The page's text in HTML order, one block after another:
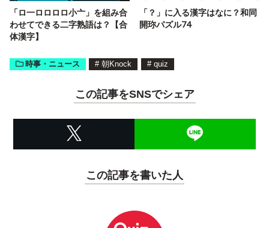
「ロ一ロロロロ小亠」を組み合
わせてできる二字熟語は？【合
体漢字】
「？」に入る漢字はなに？和同
開珎パズル74
時事・ニュース # 朝Knock # quiz
この記事をSNSでシェア
この記事を書いた人